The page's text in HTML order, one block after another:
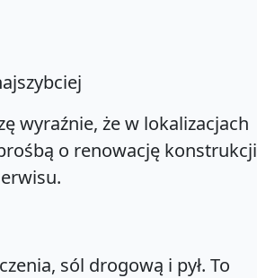
wyraźnie, że w lokalizacjach
o renowację konstrukcji
sól drogową i pył. To